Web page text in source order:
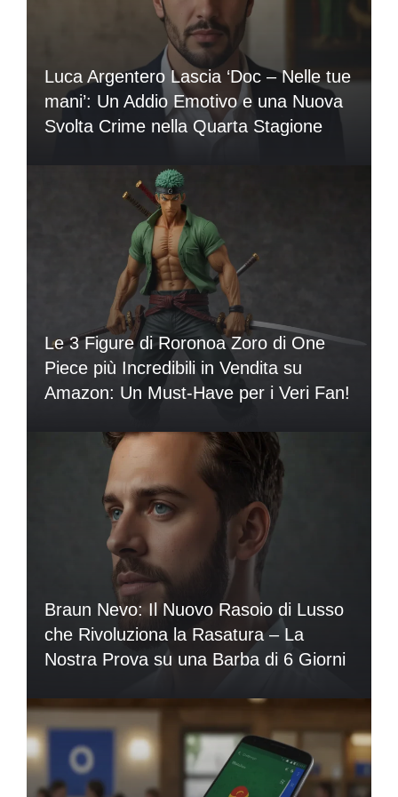
Luca Argentero Lascia ‘Doc – Nelle tue
mani’: Un Addio Emotivo e una Nuova
Svolta Crime nella Quarta Stagione
Le 3 Figure di Roronoa Zoro di One
Piece più Incredibili in Vendita su
Amazon: Un Must-Have per i Veri Fan!
Braun Nevo: Il Nuovo Rasoio di Lusso
che Rivoluziona la Rasatura – La
Nostra Prova su una Barba di 6 Giorni